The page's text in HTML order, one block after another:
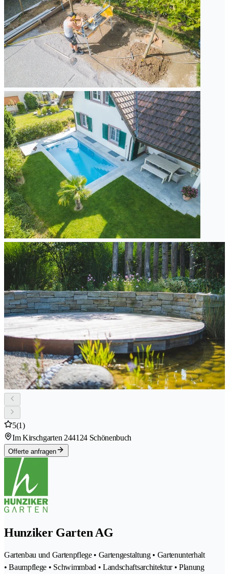
5(1)
Im Kirschgarten 244124 Schönenbuch
Offerte anfragen
Hunziker Garten AG
Gartenbau und Gartenpflege • Gartengestaltung • Gartenunterhalt
• Baumpflege • Schwimmbad • Landschaftsarchitektur • Planung